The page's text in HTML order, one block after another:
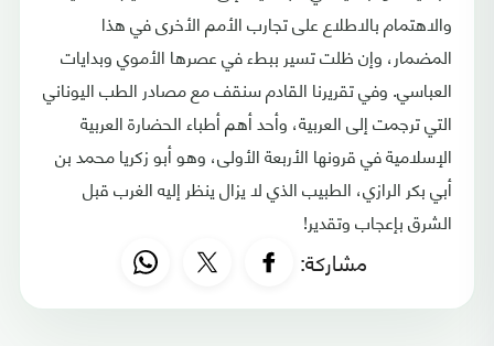
والاهتمام بالاطلاع على تجارب الأمم الأخرى في هذا
المضمار، وإن ظلت تسير ببطء في عصرها الأموي وبدايات
العباسي. وفي تقريرنا القادم سنقف مع مصادر الطب اليوناني
التي ترجمت إلى العربية، وأحد أهم أطباء الحضارة العربية
الإسلامية في قرونها الأربعة الأولى، وهو أبو زكريا محمد بن
أبي بكر الرازي، الطبيب الذي لا يزال ينظر إليه الغرب قبل
الشرق بإعجاب وتقدير!
مشاركة: